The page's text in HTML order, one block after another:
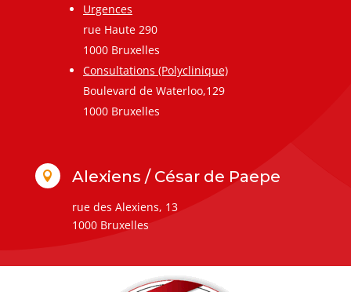
Urgences
rue Haute 290
1000 Bruxelles
Consultations (Polyclinique)
Boulevard de Waterloo,129
1000 Bruxelles
 Alexiens / César de Paepe
rue des Alexiens, 13
1000 Bruxelles